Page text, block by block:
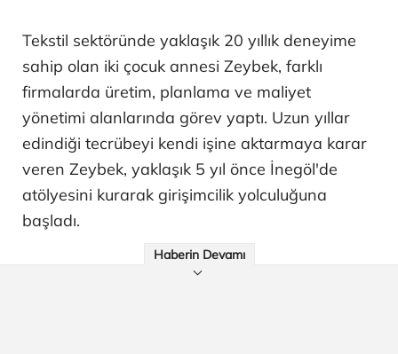
Tekstil sektöründe yaklaşık 20 yıllık deneyime
sahip olan iki çocuk annesi Zeybek, farklı
firmalarda üretim, planlama ve maliyet
yönetimi alanlarında görev yaptı. Uzun yıllar
edindiği tecrübeyi kendi işine aktarmaya karar
veren Zeybek, yaklaşık 5 yıl önce İnegöl'de
atölyesini kurarak girişimcilik yolculuğuna
başladı.
Haberin Devamı